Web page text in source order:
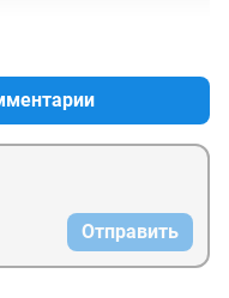
Отправить